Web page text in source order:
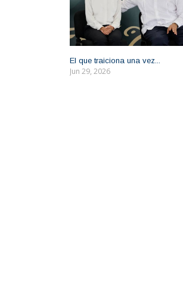
El que traiciona una vez...
Jun 29, 2026